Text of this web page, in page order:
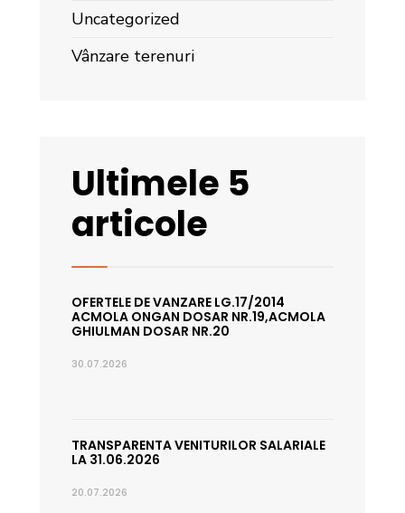
Uncategorized
Vânzare terenuri
Ultimele 5
articole
OFERTELE DE VANZARE LG.17/2014
ACMOLA ONGAN DOSAR NR.19,ACMOLA
GHIULMAN DOSAR NR.20
30.07.2026
TRANSPARENTA VENITURILOR SALARIALE
LA 31.06.2026
20.07.2026